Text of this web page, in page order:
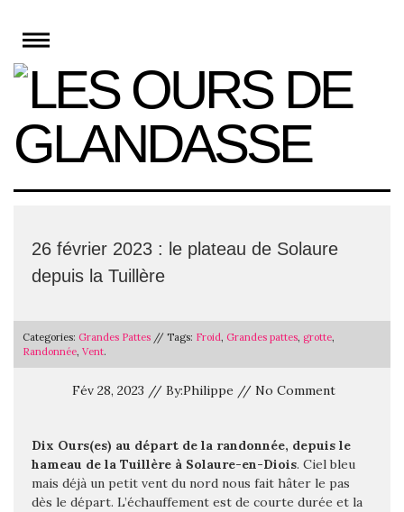
content
26 février 2023 : le plateau de Solaure
depuis la Tuillère
Categories: Grandes Pattes // Tags: Froid, Grandes pattes, grotte,
Randonnée, Vent.
Fév 28, 2023 // By:Philippe // No Comment
Dix Ours(es) au départ de la randonnée, depuis le
hameau de la Tuillère à Solaure-en-Diois. Ciel bleu
mais déjà un petit vent du nord nous fait hâter le pas
dès le départ. L’échauffement est de courte durée et la